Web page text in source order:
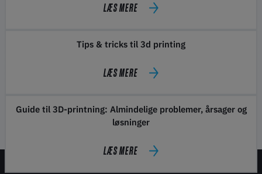
LÆS MERE
Tips & tricks til 3d printing
LÆS MERE
Guide til 3D-printning: Almindelige problemer, årsager og
løsninger
LÆS MERE